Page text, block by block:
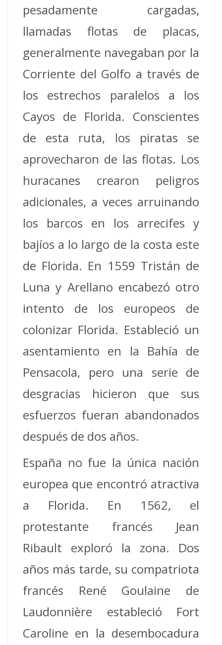
pesadamente cargadas,
llamadas flotas de placas,
generalmente navegaban por la
Corriente del Golfo a través de
los estrechos paralelos a los
Cayos de Florida. Conscientes
de esta ruta, los piratas se
aprovecharon de las flotas. Los
huracanes crearon peligros
adicionales, a veces arruinando
los barcos en los arrecifes y
bajíos a lo largo de la costa este
de Florida. En 1559 Tristán de
Luna y Arellano encabezó otro
intento de los europeos de
colonizar Florida. Estableció un
asentamiento en la Bahía de
Pensacola, pero una serie de
desgracias hicieron que sus
esfuerzos fueran abandonados
después de dos años.
España no fue la única nación
europea que encontró atractiva
a Florida. En 1562, el
protestante francés Jean
Ribault exploró la zona. Dos
años más tarde, su compatriota
francés René Goulaine de
Laudonnière estableció Fort
Caroline en la desembocadura